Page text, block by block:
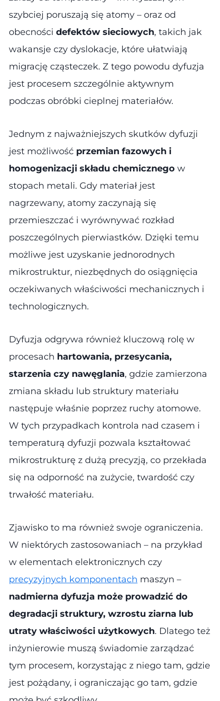
szybciej poruszają się atomy – oraz od
obecności defektów sieciowych, takich jak
wakansje czy dyslokacje, które ułatwiają
migrację cząsteczek. Z tego powodu dyfuzja
jest procesem szczególnie aktywnym
podczas obróbki cieplnej materiałów.
Jednym z najważniejszych skutków dyfuzji
jest możliwość przemian fazowych i
homogenizacji składu chemicznego w
stopach metali. Gdy materiał jest
nagrzewany, atomy zaczynają się
przemieszczać i wyrównywać rozkład
poszczególnych pierwiastków. Dzięki temu
możliwe jest uzyskanie jednorodnych
mikrostruktur, niezbędnych do osiągnięcia
oczekiwanych właściwości mechanicznych i
technologicznych.
Dyfuzja odgrywa również kluczową rolę w
procesach hartowania, przesycania,
starzenia czy nawęglania, gdzie zamierzona
zmiana składu lub struktury materiału
następuje właśnie poprzez ruchy atomowe.
W tych przypadkach kontrola nad czasem i
temperaturą dyfuzji pozwala kształtować
mikrostrukturę z dużą precyzją, co przekłada
się na odporność na zużycie, twardość czy
trwałość materiału.
Zjawisko to ma również swoje ograniczenia.
W niektórych zastosowaniach – na przykład
w elementach elektronicznych czy
precyzyjnych komponentach maszyn –
nadmierna dyfuzja może prowadzić do
degradacji struktury, wzrostu ziarna lub
utraty właściwości użytkowych. Dlatego też
inżynierowie muszą świadomie zarządzać
tym procesem, korzystając z niego tam, gdzie
jest pożądany, i ograniczając go tam, gdzie